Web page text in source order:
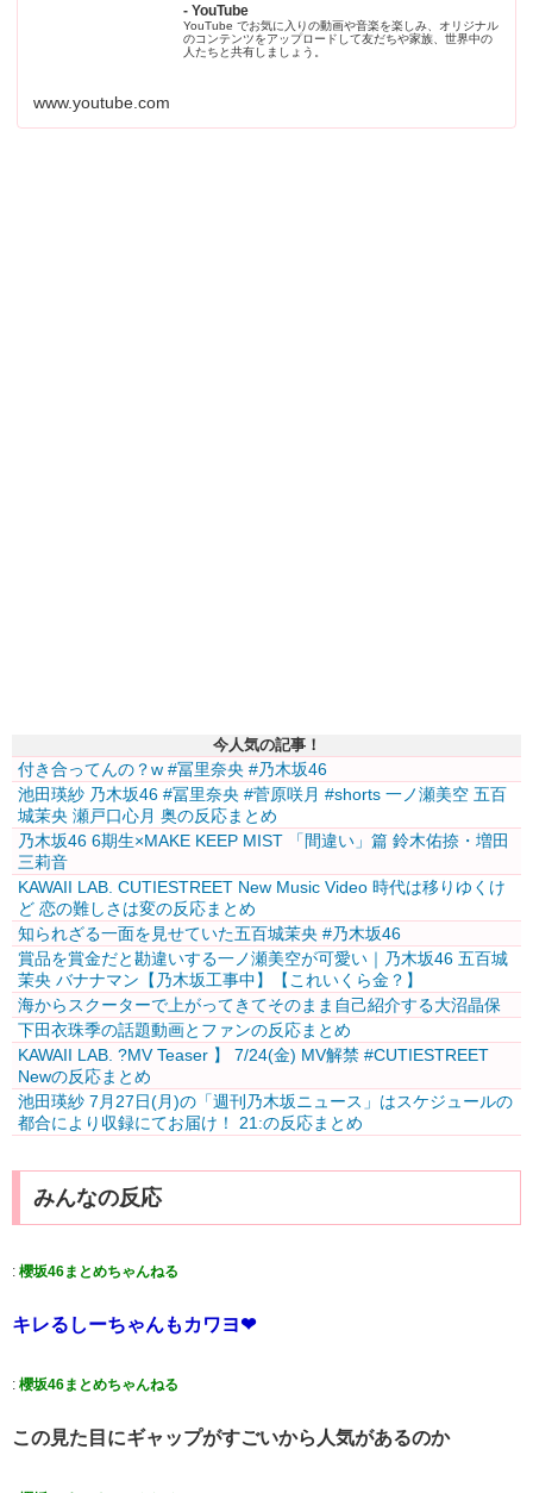
- YouTube
YouTube でお気に入りの動画や音楽を楽しみ、オリジナル
のコンテンツをアップロードして友だちや家族、世界中の
人たちと共有しましょう。
www.youtube.com
今人気の記事！
付き合ってんの？w #冨里奈央 #乃木坂46
池田瑛紗 乃木坂46 #冨里奈央 #菅原咲月 #shorts 一ノ瀬美空 五百
城茉央 瀬戸口心月 奥の反応まとめ
乃木坂46 6期生×MAKE KEEP MIST 「間違い」篇 鈴木佑捺・増田
三莉音
KAWAII LAB. CUTIESTREET New Music Video 時代は移りゆくけ
ど 恋の難しさは変の反応まとめ
知られざる一面を見せていた五百城茉央 #乃木坂46
賞品を賞金だと勘違いする一ノ瀬美空が可愛い｜乃木坂46 五百城
茉央 バナナマン【乃木坂工事中】【これいくら金？】
海からスクーターで上がってきてそのまま自己紹介する大沼晶保
下田衣珠季の話題動画とファンの反応まとめ
KAWAII LAB. ?MV Teaser️‍ 】 7/24(金) MV解禁 #CUTIESTREET
Newの反応まとめ
池田瑛紗 7月27日(月)の「週刊乃木坂ニュース」はスケジュールの
都合により収録にてお届け！ 21:の反応まとめ
みんなの反応
: 櫻坂46まとめちゃんねる
キレるしーちゃんもカワヨ❤
: 櫻坂46まとめちゃんねる
この見た目にギャップがすごいから人気があるのか